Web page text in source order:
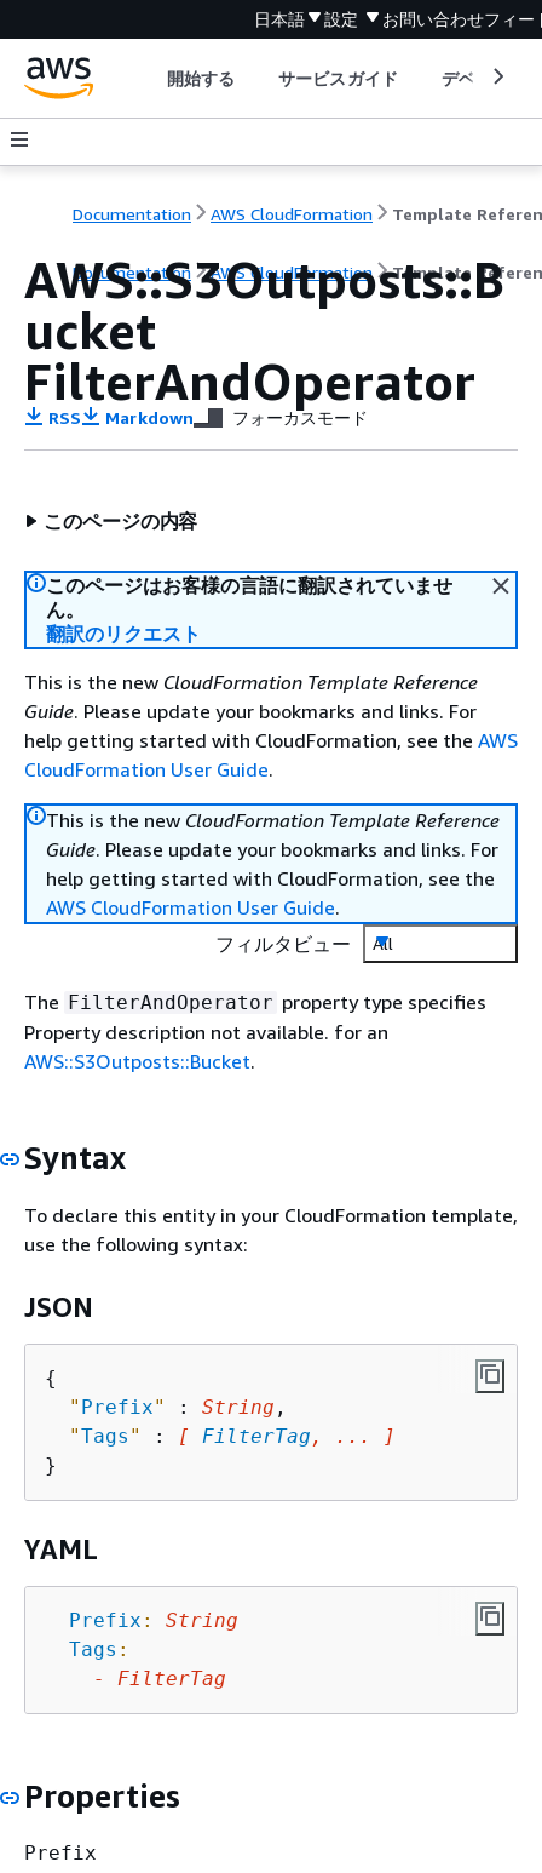
日本語 設定 お問い合わせフィー
開始する サービスガイド デベロッパ
Documentation AWS CloudFormation Template
Documentation AWS CloudFormation Template
AWS::S3Outposts::B
ucket
FilterAndOperator
RSS Markdown フォーカスモード
このページの内容
このページはお客様の言語に翻訳されていませ
ん。
翻訳のリクエスト
This is the new CloudFormation Template Reference
Guide. Please update your bookmarks and links. For
help getting started with CloudFormation, see the AWS
CloudFormation User Guide.
This is the new CloudFormation Template Reference
Guide. Please update your bookmarks and links. For
help getting started with CloudFormation, see the
AWS CloudFormation User Guide.
フィルタビュー
All
The FilterAndOperator property type specifies
Property description not available. for an
AWS::S3Outposts::Bucket.
Syntax
To declare this entity in your CloudFormation template,
use the following syntax:
JSON
{
" Prefix" : String ,
"Tags " : [ FilterTag , ... ]
YAML
Prefix :
String
Tags :
-
FilterTag
Properties
Prefix